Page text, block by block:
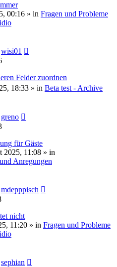
00:16 » in Fragen und Probleme
wisi01
Felder zuordnen
18:33 » in Beta test - Archive
greno
für Gäste
2025, 11:08 » in
Anregungen
mdepppisch
nicht
11:20 » in Fragen und Probleme
sephian